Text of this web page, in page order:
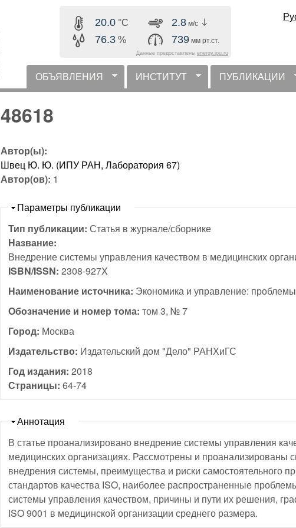
содержанию
20.0 °C
76.3 %
2.8 м/с
739 мм рт.ст.
Данные предоставлены energy.ipu.ru
горизонтальное меню
ОБЪЯВЛЕНИЯ ИНСТИТУТ ПУБЛИКАЦИИ
48618
Автор(ы):
Швец Ю. Ю. (ИПУ РАН, Лаборатория 67)
Автор(ов): 1
Скрыть
Параметры публикации
Тип публикации:Статья в журнале/сборнике
Название:
Внедрение системы управления качеством в медицинских
ISBN/ISSN:2308-927X
Наименование источника: Экономика и управление:
Обозначение и номер тома:том 3, № 7
Город: Москва
Издательство: Издательский дом "Дело" РАНХиГС
Год издания:2018
Страницы:64-74
Скрыть
Аннотация
В статье проанализировано внедрение системы управления
медицинских организациях. Рассмотрены и проанализированы
внедрения системы, преимущества и риски самостоятельного
стандартов качества ISO, наиболее распространенные
системы управления качеством, причины и пути их решения,
ISO 9001 в медицинской организации среднего размера.